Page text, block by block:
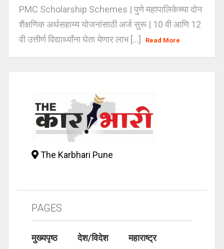
PMC Scholarship Schemes | पुणे महापालिकेच्या दोन
शैक्षणिक अर्थसहाय्य योजनांसाठी अर्ज सुरू | 10 वी आणि 12
वी उत्तीर्ण विद्यार्थ्यांना घेता येणार लाभ [...]
Read More
The Karbhari Pune
PAGES
मुख्यपृष्ठ देश/विदेश
महाराष्ट्र